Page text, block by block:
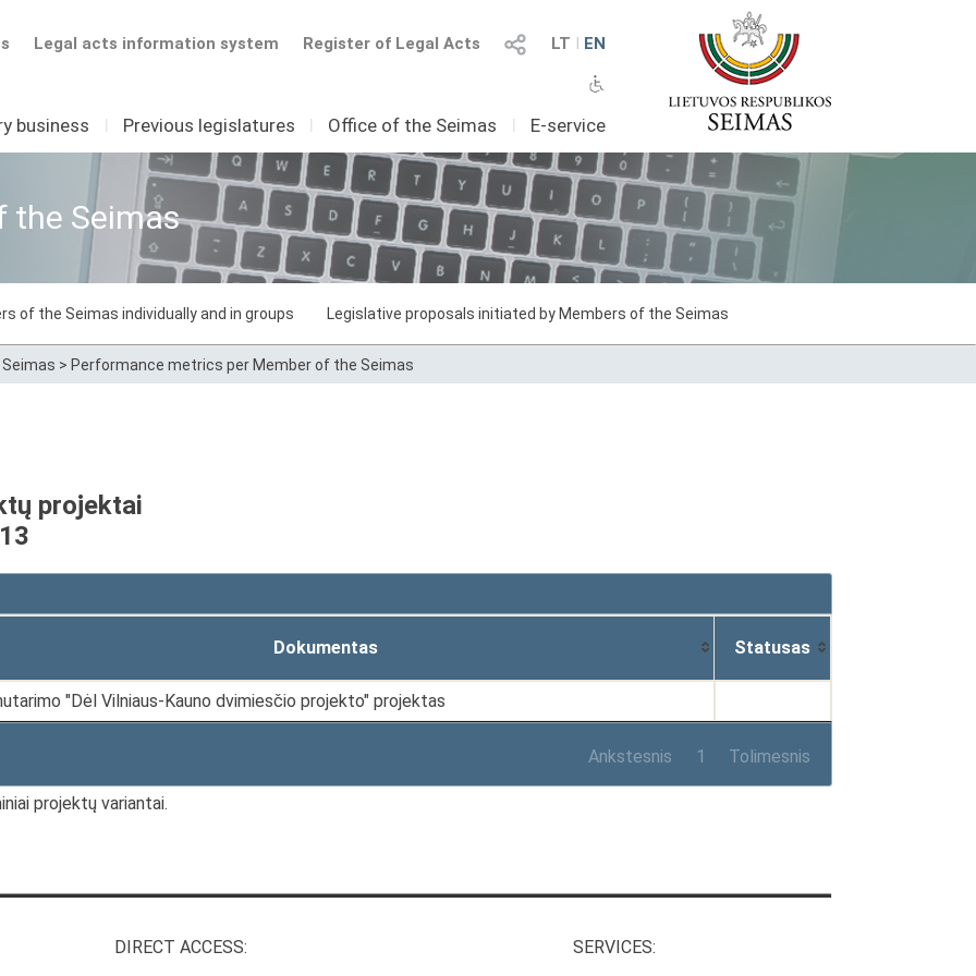
LT I EN
Register of Legal Acts
Legal acts information system
business I Previous legislatures I Office of the Seimas I E-service
the Seimas
of the Seimas individually and in groups Legislative proposals initiated by Members of the Seimas
> Performance metrics per Member of the Seimas
projektai
Dokumentas Statusas
"Dėl Vilniaus-Kauno dvimiesčio projekto" projektas
Ankstesnis 1 Tolimesnis
projektų variantai.
DIRECT ACCESS: SERVICES: